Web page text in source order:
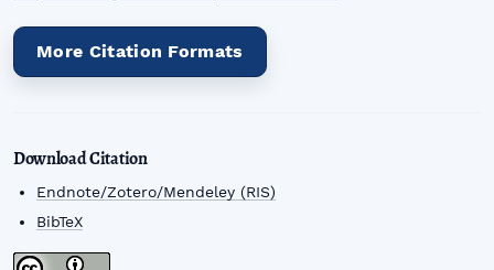
More Citation Formats
Download Citation
Endnote/Zotero/Mendeley (RIS)
BibTeX